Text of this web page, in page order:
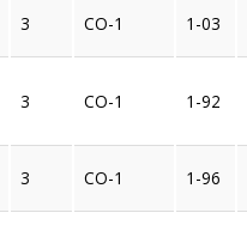
3 CO-1 1-03
3 CO-1 1-92
3 CO-1 1-96